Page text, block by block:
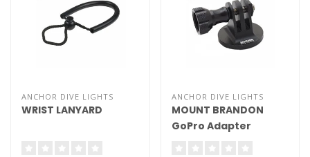
ANCHOR DIVE LIGHTS
WRIST LANYARD
ANCHOR DIVE LIGHTS
MOUNT BRANDON
GoPro Adapter